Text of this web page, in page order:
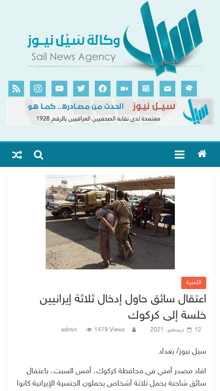
الأمنية
اعتقال سائق حاول إدخال ثلاثة إيرانيين
خلسة إلى كركوك
12 ديسمبر، 2021 admin 1479 Views
سيل نيوز/ بغداد
افاد مصدر أمني في محافظة كركوك، أمس السبت، باعتقال
سائق شاحنة يحمل ثلاثة أشخاص يحملون الجنسية الإيرانية كانوا